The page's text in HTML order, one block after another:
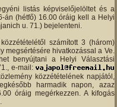
listás képviselőjelöltet és a
án (hétfő) 16.00 óráig kell a Helyi
u. 71.) bejelenteni.
számított 3 (három)
megsértésére hivatkozással a Ve.
benyújtani a Helyi Választási
e-mail:
közzétételének napjától,
harmadik napon, azaz
óráig megérkezzen. A kifogás